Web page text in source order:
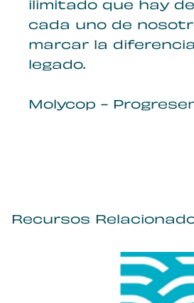
ilimitado que hay
cada uno de
marcar la
legado.
Molycop -
Recursos